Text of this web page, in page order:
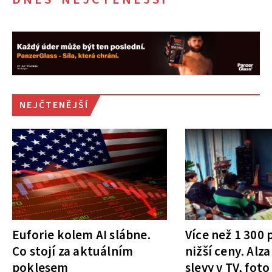
NEJČTENĚJŠÍ
Euforie kolem AI slábne.
Co stojí za aktuálním
poklesem
Více než 1
nižší ceny.
slevy v TV,